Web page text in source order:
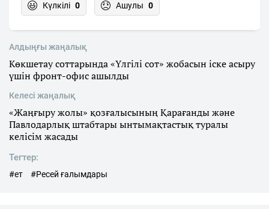
Күлкілі 0 Ашулы 0
Алдыңғы жаңалық
Көкшетау соттарында «Үлгілі сот» жобасын іске асыру
үшін фронт-офис ашылды
Келесі жаңалық
«Жаңғыру жолы» қозғалысының Қарағанды және
Павлодарлық штабтары ынтымақтастық туралы
келісім жасады
Тегтер:
#ет #Ресей ғалымдары